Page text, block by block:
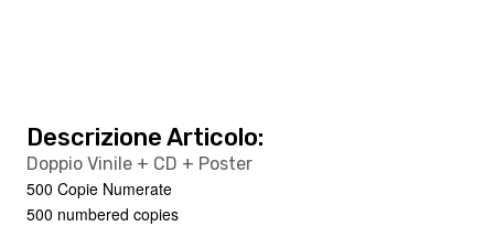
Descrizione Articolo:
Doppio Vinile + CD + Poster
500 Copie Numerate
500 numbered copies